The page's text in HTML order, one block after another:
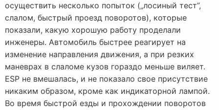
осуществить несколько попыток („лосиный тест”,
слалом, быстрый проезд поворотов), которые
показали, какую хорошую работу проделали
инженеры. Автомобиль быстрее реагирует на
изменение направления движения, а при резких
маневрах в слаломе кузов гораздо меньше виляет.
ESP не вмешалась, и не показало свое присутствие
никаким образом, кроме как индикаторной лампой.
Во время быстрой езды и прохождении поворотов